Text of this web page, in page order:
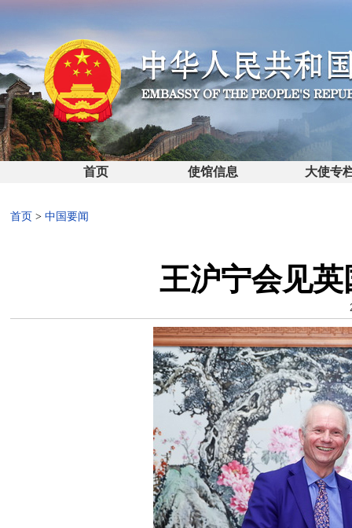
首页 使馆信息 大使专
首页 > 中国要闻
王沪宁会见